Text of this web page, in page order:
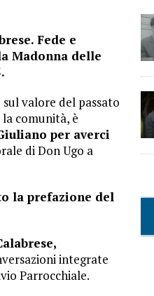
Fede e
Madonna delle
valore del passato
comunità, è
per averci
di Don Ugo a
la prefazione del
integrate
Parrocchiale.